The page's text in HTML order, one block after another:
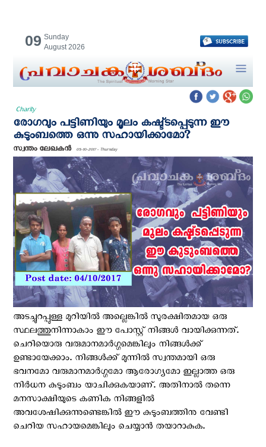
09 Sunday
August 2026
Charity
രോഗവും പട്ടിണിയും മൂലം കഷ്ട്ടപ്പെടുന്ന ഈ
കുടുംബത്തെ ഒന്നു സഹായിക്കാമോ?
സ്വന്തം ലേഖകന്‍ 05-10-2017 - Thursday
അടച്ചുറപ്പുള്ള മുറിയില്‍ അല്ലെങ്കില്‍ സുരക്ഷിതമായ ഒരു
സ്ഥലത്തുനിന്നാകാം ഈ പോസ്റ്റ് നിങ്ങള്‍ വായിക്കുന്നത്.
ചെറിയൊരു വരുമാനമാര്‍ഗ്ഗമെങ്കിലും നിങ്ങള്‍ക്ക്
ഉണ്ടായേക്കാം. നിങ്ങള്‍ക്ക് മുന്നില്‍ സ്വന്തമായി ഒരു
ഭവനമോ വരുമാനമാര്‍ഗ്ഗമോ ആരോഗ്യമോ ഇല്ലാത്ത ഒരു
നിര്‍ധന കുടുംബം യാചിക്കുകയാണ്. അതിനാല്‍ തന്നെ
മനസാക്ഷിയുടെ കണിക നിങ്ങളില്‍
അവശേഷിക്കുന്നുണ്ടെങ്കില്‍ ഈ കുടുംബത്തിനു വേണ്ടി
ചെറിയ സഹായമെങ്കിലും ചെയ്യാന്‍ തയാറാകുക.